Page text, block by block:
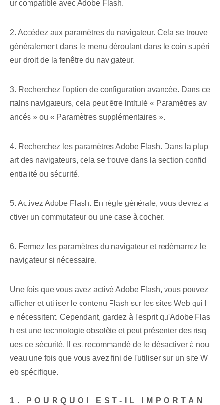
ur compatible avec Adobe Flash.
2. Accédez aux paramètres du navigateur. Cela se trouve
généralement dans le menu déroulant dans le coin supéri
eur droit de la fenêtre du navigateur.
3. Recherchez l'option de configuration avancée. Dans ce
rtains navigateurs, cela peut être intitulé « Paramètres av
ancés » ou « Paramètres supplémentaires ».
4. Recherchez les paramètres Adobe Flash. Dans la plup
art des navigateurs, cela se trouve dans la section confid
entialité ou sécurité.
5. Activez Adobe Flash. En règle générale, vous devrez a
ctiver un commutateur ou une case à cocher.
6. Fermez les paramètres du navigateur et redémarrez le
navigateur si nécessaire.
Une fois que vous avez activé Adobe Flash, vous pouvez
afficher et utiliser le contenu Flash sur les sites Web qui l
e nécessitent. Cependant, gardez à l'esprit qu'Adobe Flas
h est une technologie obsolète et peut présenter des risq
ues de sécurité. Il est recommandé de le désactiver à nou
veau une fois que vous avez fini de l'utiliser sur un site W
eb spécifique.
1. POURQUOI EST-IL IMPORTAN